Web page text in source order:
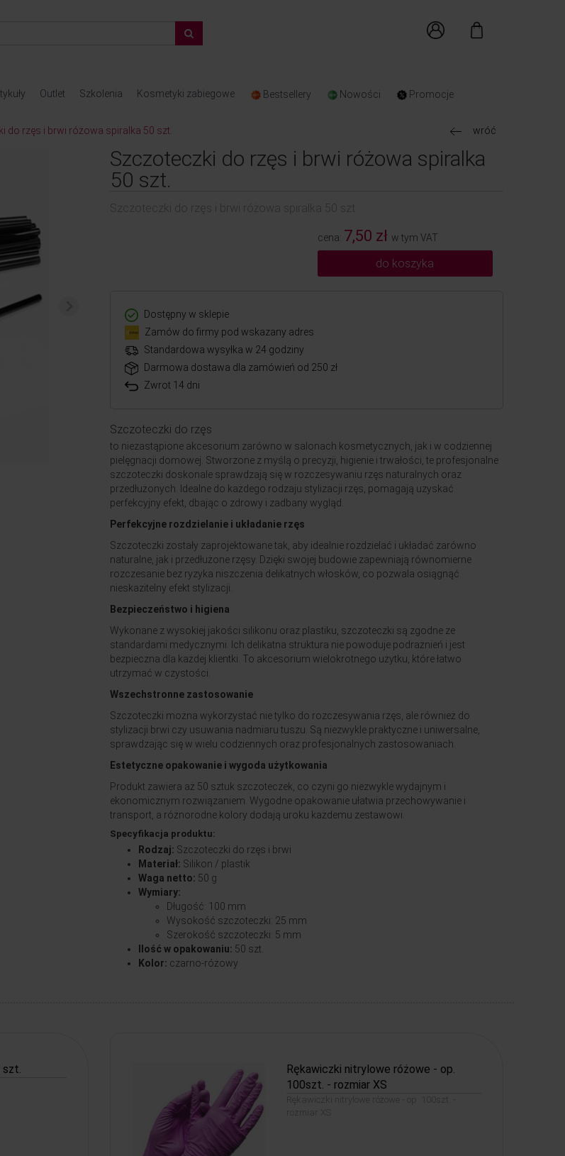
Outlet Szkolenia Kosmetyki zabiegowe Bestsellery Nowości Promocje
do rzęs i brwi różowa spiralka 50 szt. wróć
Szczoteczki do rzęs i brwi różowa spiralka
50 szt.
Szczoteczki do rzęs i brwi różowa spiralka 50 szt.
cena: 7,50 zł w tym VAT
do koszyka
Dostępny w sklepie
Zamów do firmy pod wskazany adres
Standardowa wysyłka w 24 godziny
Darmowa dostawa dla zamówień od 250 zł
Zwrot 14 dni
Szczoteczki do rzęs
to niezastąpione akcesorium zarówno w salonach kosmetycznych, jak i w codziennej
pielęgnacji domowej. Stworzone z myślą o precyzji, higienie i trwałości, te profesjonalne
szczoteczki doskonale sprawdzają się w rozczesywaniu rzęs naturalnych oraz
przedłużonych. Idealne do każdego rodzaju stylizacji rzęs, pomagają uzyskać
perfekcyjny efekt, dbając o zdrowy i zadbany wygląd.
Perfekcyjne rozdzielanie i układanie rzęs
Szczoteczki zostały zaprojektowane tak, aby idealnie rozdzielać i układać zarówno
naturalne, jak i przedłużone rzęsy. Dzięki swojej budowie zapewniają równomierne
rozczesanie bez ryzyka niszczenia delikatnych włosków, co pozwala osiągnąć
nieskazitelny efekt stylizacji.
Bezpieczeństwo i higiena
Wykonane z wysokiej jakości silikonu oraz plastiku, szczoteczki są zgodne ze
standardami medycznymi. Ich delikatna struktura nie powoduje podrażnień i jest
bezpieczna dla każdej klientki. To akcesorium wielokrotnego użytku, które łatwo
utrzymać w czystości.
Wszechstronne zastosowanie
Szczoteczki można wykorzystać nie tylko do rozczesywania rzęs, ale również do
stylizacji brwi czy usuwania nadmiaru tuszu. Są niezwykle praktyczne i uniwersalne,
sprawdzając się w wielu codziennych oraz profesjonalnych zastosowaniach.
Estetyczne opakowanie i wygoda użytkowania
Produkt zawiera aż 50 sztuk szczoteczek, co czyni go niezwykle wydajnym i
ekonomicznym rozwiązaniem. Wygodne opakowanie ułatwia przechowywanie i
transport, a różnorodne kolory dodają uroku każdemu zestawowi.
Specyfikacja produktu:
Rodzaj: Szczoteczki do rzęs i brwi
Materiał: Silikon / plastik
Waga netto: 50 g
Wymiary:
Długość: 100 mm
Wysokość szczoteczki: 25 mm
Szerokość szczoteczki: 5 mm
Ilość w opakowaniu: 50 szt.
Kolor: czarno-różowy
szt.
Rękawiczki nitrylowe różowe - op.
100szt. - rozmiar XS
Rękawiczki nitrylowe różowe - op. 100szt. -
rozmiar XS